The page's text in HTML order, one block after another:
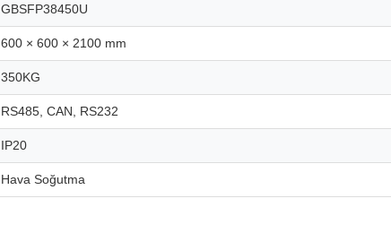
GBSFP38450U
600 × 600 × 2100 mm
350KG
RS485, CAN, RS232
IP20
Hava Soğutma